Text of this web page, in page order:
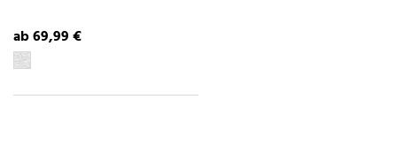
ab 69,99 €